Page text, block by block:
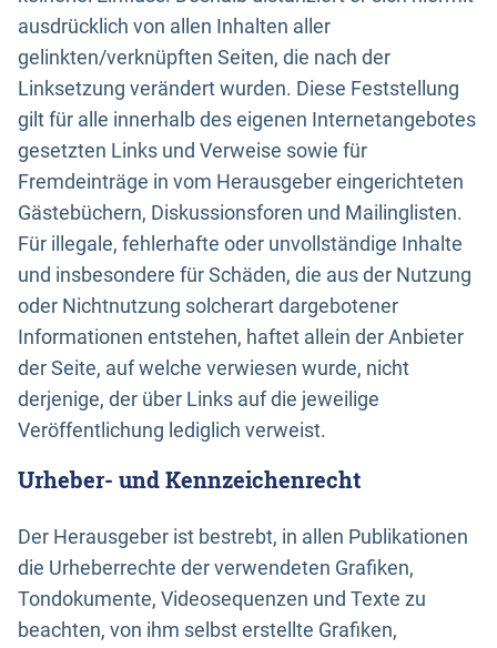
ausdrücklich von allen Inhalten aller
gelinkten/verknüpften Seiten, die nach der
Linksetzung verändert wurden. Diese Feststellung
gilt für alle innerhalb des eigenen Internetangebotes
gesetzten Links und Verweise sowie für
Fremdeinträge in vom Herausgeber eingerichteten
Gästebüchern, Diskussionsforen und Mailinglisten.
Für illegale, fehlerhafte oder unvollständige Inhalte
und insbesondere für Schäden, die aus der Nutzung
oder Nichtnutzung solcherart dargebotener
Informationen entstehen, haftet allein der Anbieter
der Seite, auf welche verwiesen wurde, nicht
derjenige, der über Links auf die jeweilige
Veröffentlichung lediglich verweist.
Urheber- und Kennzeichenrecht
Der Herausgeber ist bestrebt, in allen Publikationen
die Urheberrechte der verwendeten Grafiken,
Tondokumente, Videosequenzen und Texte zu
beachten, von ihm selbst erstellte Grafiken,